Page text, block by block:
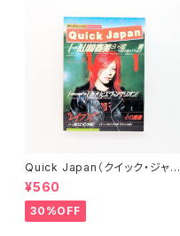
Quick Japan（クイック・ジャパ
ン）Vol.11
¥560
30%OFF